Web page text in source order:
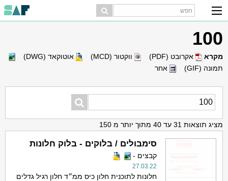
100
מקרא אקרובט (PDF) ווקטור (MCD)
אוטוקאד (DWG)
תמונה (GIF)
אחר
מציג תוצאות 31 עד 40 מתוך יותר מ 150
סימבולים / בלוקים - בלוק חלונות
קבצים -
27.03.22
חלונות לתוכנית חלון כיס ממ״ד חלון רגיל גדלים